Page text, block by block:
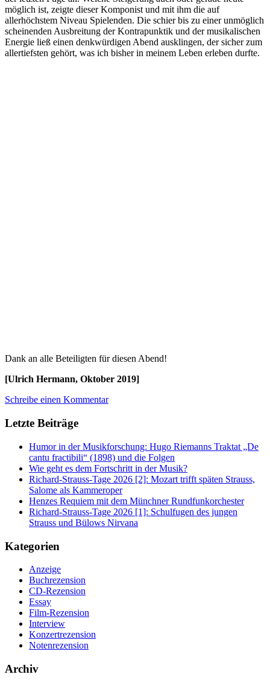
möglich ist, zeigte dieser Komponist und mit ihm die auf
allerhöchstem Niveau Spielenden. Die schier bis zu einer unmöglich
scheinenden Ausbreitung der Kontrapunktik und der musikalischen
Energie ließ einen denkwürdigen Abend ausklingen, der sicher zum
allertiefsten gehört, was ich bisher in meinem Leben erleben durfte.
Dank an alle Beteiligten für diesen Abend!
[Ulrich Hermann, Oktober 2019]
Schreibe einen Kommentar
Letzte Beiträge
Humor in der Musikforschung: Hugo Riemanns Traktat „De
cantu fractibili“ (1898) und die Folgen
Wie geht es dem Fortschritt in der Musik?
Richard-Strauss-Tage 2026 [2]: Mozart trifft späten Strauss,
Salome als Kammeroper
Henzes Requiem mit dem Münchner Rundfunkorchester
Richard-Strauss-Tage 2026 [1]: Schulfugen des jungen
Strauss und Bülows Nirvana
Kategorien
Anzeige
Buchrezension
CD-Rezension
Essay
Film-Rezension
Interview
Konzertrezension
Notenrezension
Archiv